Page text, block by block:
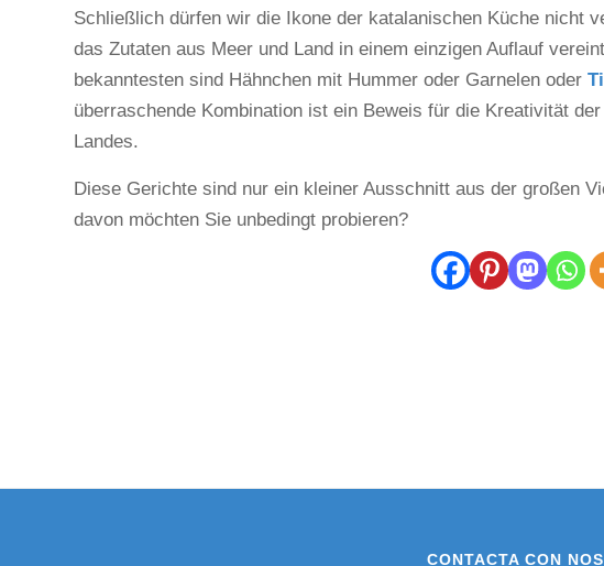
Schließlich dürfen wir die Ikone der katalanischen Küche nicht
das Zutaten aus Meer und Land in einem einzigen Auflauf
bekanntesten sind Hähnchen mit Hummer oder Garnelen oder
überraschende Kombination ist ein Beweis für die Kreativität
Landes.
Diese Gerichte sind nur ein kleiner Ausschnitt aus der großen
davon möchten Sie unbedingt probieren?
CONTACTA CON